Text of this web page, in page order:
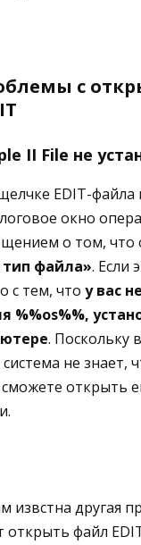
с
II File не
EDIT-файла
окно
о том, что
тип файла». Если
с тем, что у вас
%%os%%,
. Поскольку
не знает,
открыть
извстна другая
открыть файл